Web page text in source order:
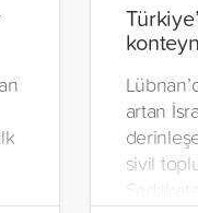
artan
sivil